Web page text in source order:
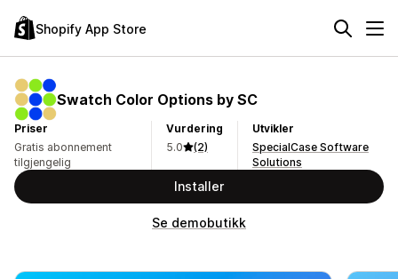
Shopify App Store
Swatch Color Options by SC
Priser
Gratis abonnement
tilgjengelig
Vurdering
5.0
(2)
Utvikler
SpecialCase Software
Solutions
Installer
Se demobutikk